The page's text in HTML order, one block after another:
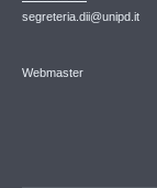
segreteria.dii@unipd.it
Webmaster